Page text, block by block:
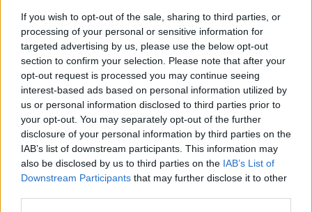
If you wish to opt-out of the sale, sharing to third parties, or
processing of your personal or sensitive information for
targeted advertising by us, please use the below opt-out
section to confirm your selection. Please note that after your
opt-out request is processed you may continue seeing
interest-based ads based on personal information utilized by
us or personal information disclosed to third parties prior to
your opt-out. You may separately opt-out of the further
disclosure of your personal information by third parties on the
IAB’s list of downstream participants. This information may
also be disclosed by us to third parties on the IAB’s List of
Downstream Participants that may further disclose it to other
iskola